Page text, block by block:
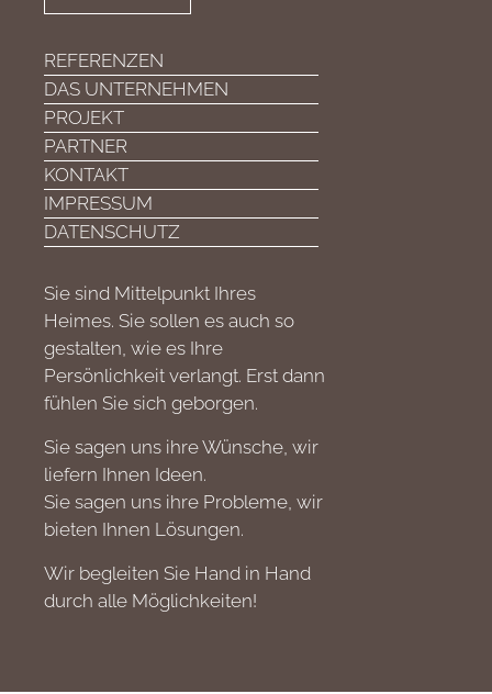
REFERENZEN
DAS UNTERNEHMEN
PROJEKT
PARTNER
KONTAKT
IMPRESSUM
DATENSCHUTZ
Sie sind Mittelpunkt Ihres
Heimes. Sie sollen es auch so
gestalten, wie es Ihre
Persönlichkeit verlangt. Erst dann
fühlen Sie sich geborgen.
Sie sagen uns ihre Wünsche, wir
liefern Ihnen Ideen.
Sie sagen uns ihre Probleme, wir
bieten Ihnen Lösungen.
Wir begleiten Sie Hand in Hand
durch alle Möglichkeiten!